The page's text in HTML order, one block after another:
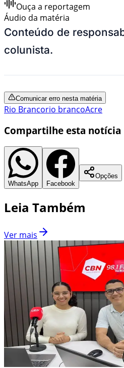
Ouça a reportagem
Áudio da matéria
Conteúdo de
colunista.
Comunicar erro nesta matéria
Rio Brancorio brancoAcre
Compartilhe esta notícia
WhatsApp Facebook
Opções
Leia Também
Ver mais